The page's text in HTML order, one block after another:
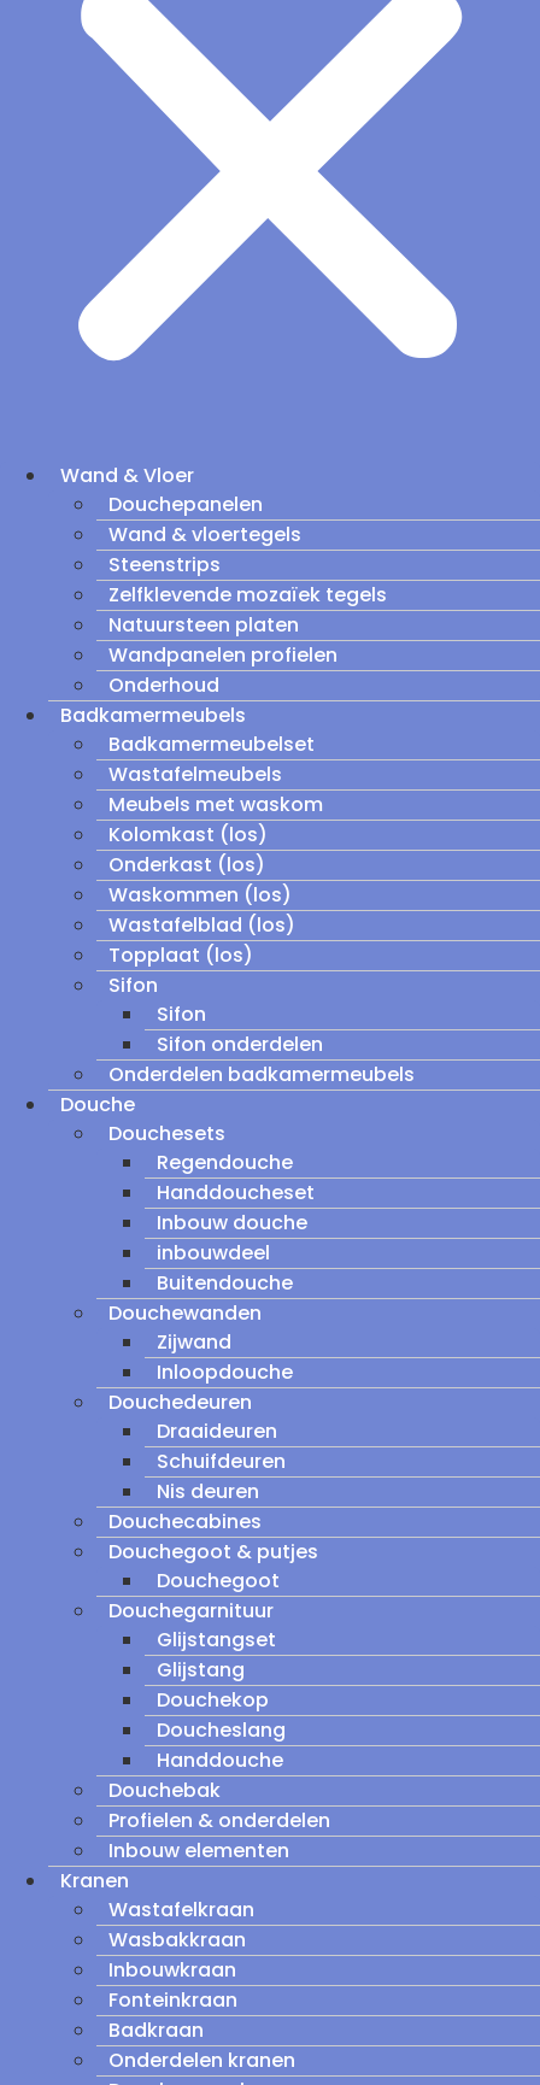
Wand & Vloer
Douchepanelen
Wand & vloertegels
Steenstrips
Zelfklevende mozaïek tegels
Natuursteen platen
Wandpanelen profielen
Onderhoud
Badkamermeubels
Badkamermeubelset
Wastafelmeubels
Meubels met waskom
Kolomkast (los)
Onderkast (los)
Waskommen (los)
Wastafelblad (los)
Topplaat (los)
Sifon
Sifon
Sifon onderdelen
Onderdelen badkamermeubels
Douche
Douchesets
Regendouche
Handdoucheset
Inbouw douche
inbouwdeel
Buitendouche
Douchewanden
Zijwand
Inloopdouche
Douchedeuren
Draaideuren
Schuifdeuren
Nis deuren
Douchecabines
Douchegoot & putjes
Douchegoot
Douchegarnituur
Glijstangset
Glijstang
Douchekop
Doucheslang
Handdouche
Douchebak
Profielen & onderdelen
Inbouw elementen
Kranen
Wastafelkraan
Wasbakkraan
Inbouwkraan
Fonteinkraan
Badkraan
Onderdelen kranen